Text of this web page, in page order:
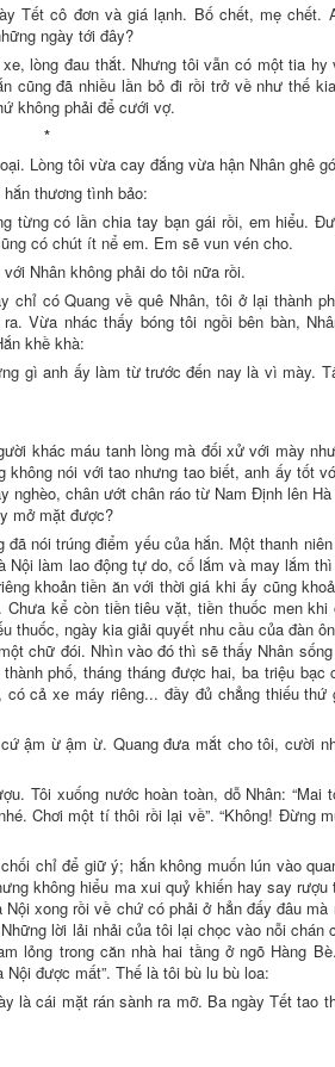
Tết cô đơn và giá lạnh. Bố chết, mẹ chết.
ngày tới đây?
lòng đau thắt. Nhưng tôi vẫn có một tia hy
cũng đã nhiều lần bỏ đi rồi trở về như thế
không phải để cưới vợ.
*
Lòng tôi vừa cay đắng vừa hận Nhân ghê
thương tình bảo:
từng có lần chia tay bạn gái rồi, em hiểu.
có chút ít nể em. Em sẽ vun vén cho.
Nhân không phải do tôi nữa rồi.
chỉ có Quang về quê Nhân, tôi ở lại thành
Vừa nhác thấy bóng tôi ngồi bên bàn,
khề khà:
gì anh ấy làm từ trước đến nay là vì mày.
khác máu tanh lòng mà đối xử với mày
không nói với tao nhưng tao biết, anh ấy tốt
nghèo, chân ướt chân ráo từ Nam Định lên
mở mặt được?
nói trúng điểm yếu của hắn. Một thanh
Nội làm lao động tự do, cố lắm và may lắm
khoản tiền ăn với thời giá khi ấy cũng
Chưa kể còn tiền tiêu vặt, tiền thuốc men khi
thuốc, ngày kia giải quyết nhu cầu của đàn
chữ đói. Nhìn vào đó thì sẽ thấy Nhân
phố, tháng tháng được hai, ba triệu bạc
có cả xe máy riêng... đầy đủ chẳng thiếu
ậm ừ ậm ừ. Quang đưa mắt cho tôi, cười
Tôi xuống nước hoàn toàn, dỗ Nhân: “Mai
Chơi một tí thôi rồi lại về”. “Không! Đừng
chỉ để giữ ý; hắn không muốn lún vào
không hiểu ma xui quỷ khiến hay say rượu
xong rồi về chứ có phải ở hẳn đấy đâu mà
lời lải nhải của tôi lại chọc vào nỗi chán
lỏng trong căn nhà hai tầng ở ngõ Hàng
được mất”. Thế là tôi bù lu bù loa:
là cái mặt rán sành ra mỡ. Ba ngày Tết tao